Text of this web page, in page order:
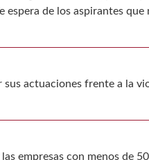
de los aspirantes que
actuaciones frente a la
empresas con menos de